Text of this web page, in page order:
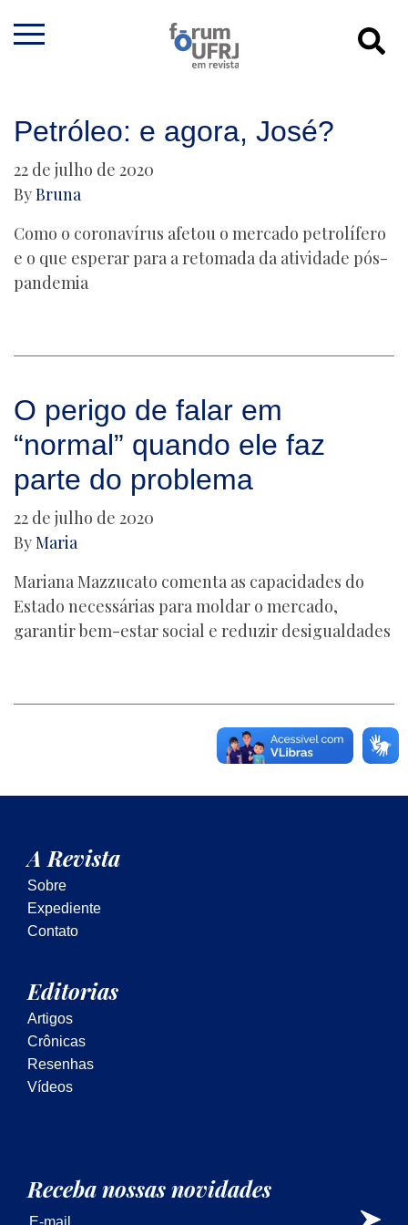
Petróleo: e agora, José?
22 de julho de 2020
ByBruna
Como o coronavírus afetou o mercado petrolífero
e o que esperar para a retomada da atividade pós-
pandemia
O perigo de falar em
“normal” quando ele faz
parte do problema
22 de julho de 2020
ByMaria
Mariana Mazzucato comenta as capacidades do
Estado necessárias para moldar o mercado,
garantir bem-estar social e reduzir desigualdades
A Revista
Sobre
Expediente
Contato
Editorias
Artigos
Crônicas
Resenhas
Vídeos
Receba nossas novidades